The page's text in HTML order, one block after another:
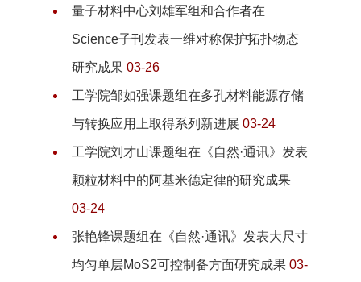
量子材料中心刘雄军组和合作者在
Science子刊发表一维对称保护拓扑物态
研究成果 03-26
工学院邹如强课题组在多孔材料能源存储
与转换应用上取得系列新进展 03-24
工学院刘才山课题组在《自然·通讯》发表
颗粒材料中的阿基米德定律的研究成果
03-24
张艳锋课题组在《自然·通讯》发表大尺寸
均匀单层MoS2可控制备方面研究成果 03-